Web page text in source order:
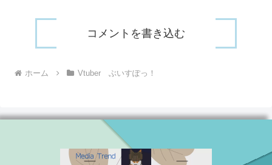
コメントを書き込む
ホーム Vtuber ぶいすぽっ！